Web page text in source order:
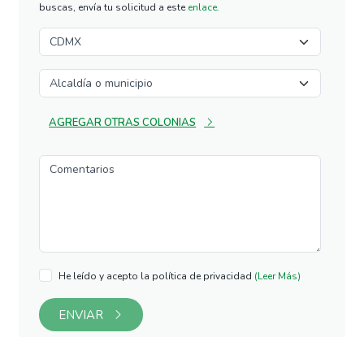
buscas, envía tu solicitud a este enlace.
AGREGAR OTRAS COLONIAS
He leído y acepto la política de privacidad (Leer Más)
ENVIAR